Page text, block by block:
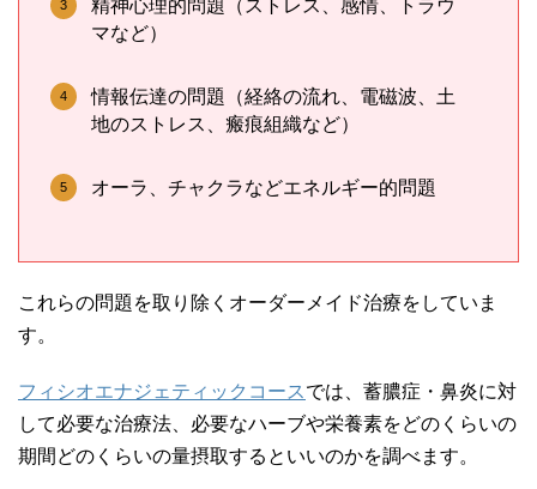
精神心理的問題（ストレス、感情、トラウ
マなど）
情報伝達の問題（経絡の流れ、電磁波、土
地のストレス、瘢痕組織など）
オーラ、チャクラなどエネルギー的問題
これらの問題を取り除くオーダーメイド治療をしていま
す。
フィシオエナジェティックコース では、蓄膿症・鼻炎に対
して必要な治療法、必要なハーブや栄養素をどのくらいの
期間どのくらいの量摂取するといいのかを調べます。